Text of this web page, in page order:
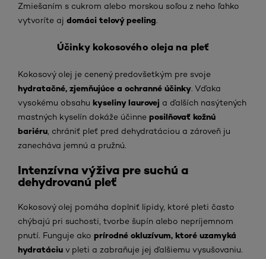
Zmiešaním s cukrom alebo morskou soľou z neho ľahko
vytvoríte aj domáci telový peeling.
Účinky kokosového oleja na pleť
Kokosový olej je cenený predovšetkým pre svoje
hydratačné, zjemňujúce a ochranné účinky. Vďaka
vysokému obsahu kyseliny laurovej a ďalších nasýtených
mastných kyselín dokáže účinne posilňovať kožnú
bariéru , chrániť pleť pred dehydratáciou a zároveň ju
zanecháva jemnú a pružnú.
Intenzívna výživa pre suchú a
dehydrovanú pleť
Kokosový olej pomáha doplniť lipidy, ktoré pleti často
chýbajú pri suchosti, tvorbe šupín alebo nepríjemnom
pnutí. Funguje ako prírodné okluzívum, ktoré uzamyká
hydratáciu v pleti a zabraňuje jej ďalšiemu vysušovaniu.